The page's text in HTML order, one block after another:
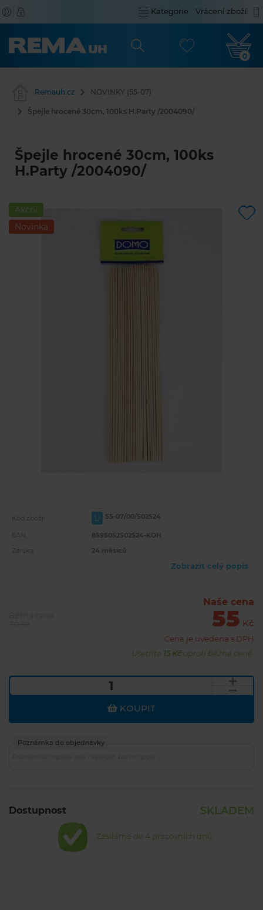
Kategorie Vrácení zboží
0
Remauh.cz NOVINKY (55-07)
Špejle hrocené 30cm, 100ks H.Party /2004090/
Špejle hrocené 30cm, 100ks
H.Party /2004090/
Akční
Novinka
Kód zboží: U 55-07/00/502524
EAN:
8595052502524-KOH
Záruka:
24 měsíců
Zobrazit celý popis
Naše cena
55 Kč
Cena je uvedena s DPH
Ušetříte 15 Kčoproti běžné ceně.
KOUPIT
Poznámka do objednávky
Dostupnost SKLADEM
Zasíláme do 4 pracovních dnů.